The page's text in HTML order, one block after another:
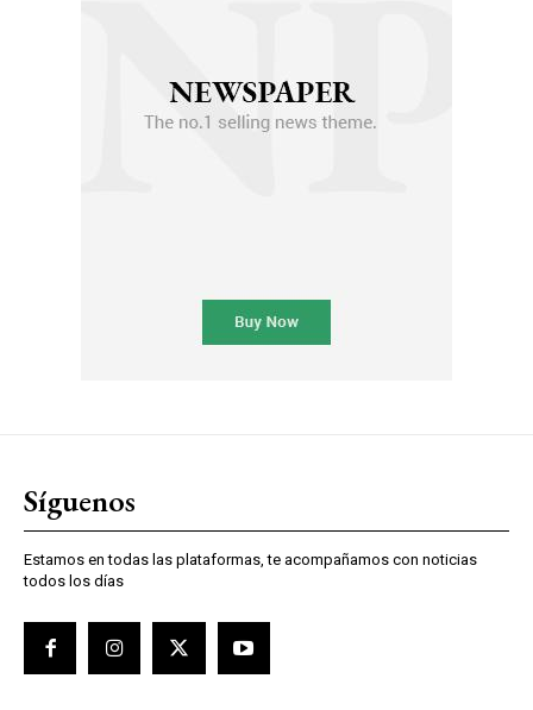
Síguenos
Estamos en todas las plataformas, te acompañamos con noticias
todos los días